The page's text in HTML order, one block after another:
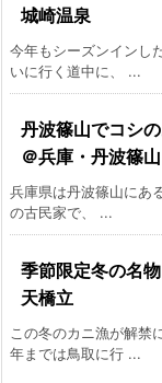
城崎温泉
今年もシーズンインし
いに行く道中に、 ...
丹波篠山でコシ
＠兵庫・丹波篠山
兵庫県は丹波篠山にあ
の古民家で、 ...
季節限定冬の名
天橋立
この冬のカニ漁が解禁
年までは鳥取に行 ...